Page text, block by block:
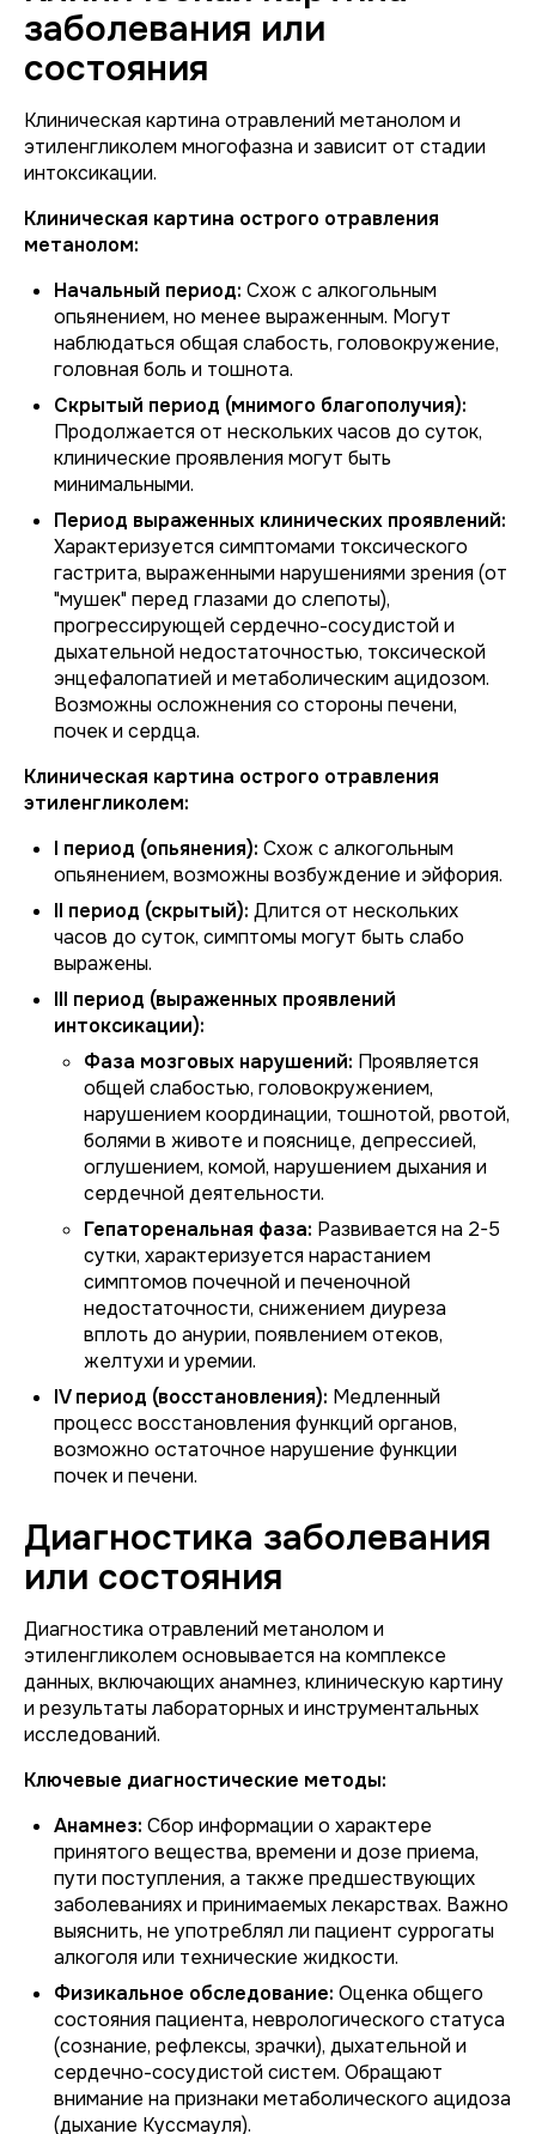
заболевания или
состояния
Клиническая картина отравлений метанолом и
этиленгликолем многофазна и зависит от стадии
интоксикации.
Клиническая картина острого отравления
метанолом:
Начальный период: Схож с алкогольным
опьянением, но менее выраженным. Могут
наблюдаться общая слабость, головокружение,
головная боль и тошнота.
Скрытый период (мнимого благополучия):
Продолжается от нескольких часов до суток,
клинические проявления могут быть
минимальными.
Период выраженных клинических проявлений:
Характеризуется симптомами токсического
гастрита, выраженными нарушениями зрения (от
"мушек" перед глазами до слепоты),
прогрессирующей сердечно-сосудистой и
дыхательной недостаточностью, токсической
энцефалопатией и метаболическим ацидозом.
Возможны осложнения со стороны печени,
почек и сердца.
Клиническая картина острого отравления
этиленгликолем:
I период (опьянения): Схож с алкогольным
опьянением, возможны возбуждение и эйфория.
II период (скрытый): Длится от нескольких
часов до суток, симптомы могут быть слабо
выражены.
III период (выраженных проявлений
интоксикации):
Фаза мозговых нарушений: Проявляется
общей слабостью, головокружением,
нарушением координации, тошнотой, рвотой,
болями в животе и пояснице, депрессией,
оглушением, комой, нарушением дыхания и
сердечной деятельности.
Гепаторенальная фаза: Развивается на 2-5
сутки, характеризуется нарастанием
симптомов почечной и печеночной
недостаточности, снижением диуреза
вплоть до анурии, появлением отеков,
желтухи и уремии.
IV период (восстановления): Медленный
процесс восстановления функций органов,
возможно остаточное нарушение функции
почек и печени.
Диагностика заболевания
или состояния
Диагностика отравлений метанолом и
этиленгликолем основывается на комплексе
данных, включающих анамнез, клиническую картину
и результаты лабораторных и инструментальных
исследований.
Ключевые диагностические методы:
Анамнез: Сбор информации о характере
принятого вещества, времени и дозе приема,
пути поступления, а также предшествующих
заболеваниях и принимаемых лекарствах. Важно
выяснить, не употреблял ли пациент суррогаты
алкоголя или технические жидкости.
Физикальное обследование: Оценка общего
состояния пациента, неврологического статуса
(сознание, рефлексы, зрачки), дыхательной и
сердечно-сосудистой систем. Обращают
внимание на признаки метаболического ацидоза
(дыхание Куссмауля).